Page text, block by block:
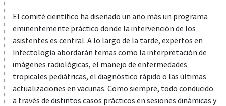
El comité científico ha diseñado un año más un programa
eminentemente práctico donde la intervención de los
asistentes es central. A lo largo de la tarde, expertos en
Infectología abordarán temas como la interpretación de
imágenes radiológicas, el manejo de enfermedades
tropicales pediátricas, el diagnóstico rápido o las últimas
actualizaciones en vacunas. Como siempre, todo conducido
a través de distintos casos prácticos en sesiones dinámicas y